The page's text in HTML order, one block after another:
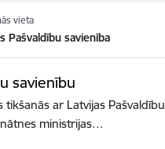
vieta
Pašvaldību savienība
savienību
ar Latvijas Pašvaldību
ministrijas…